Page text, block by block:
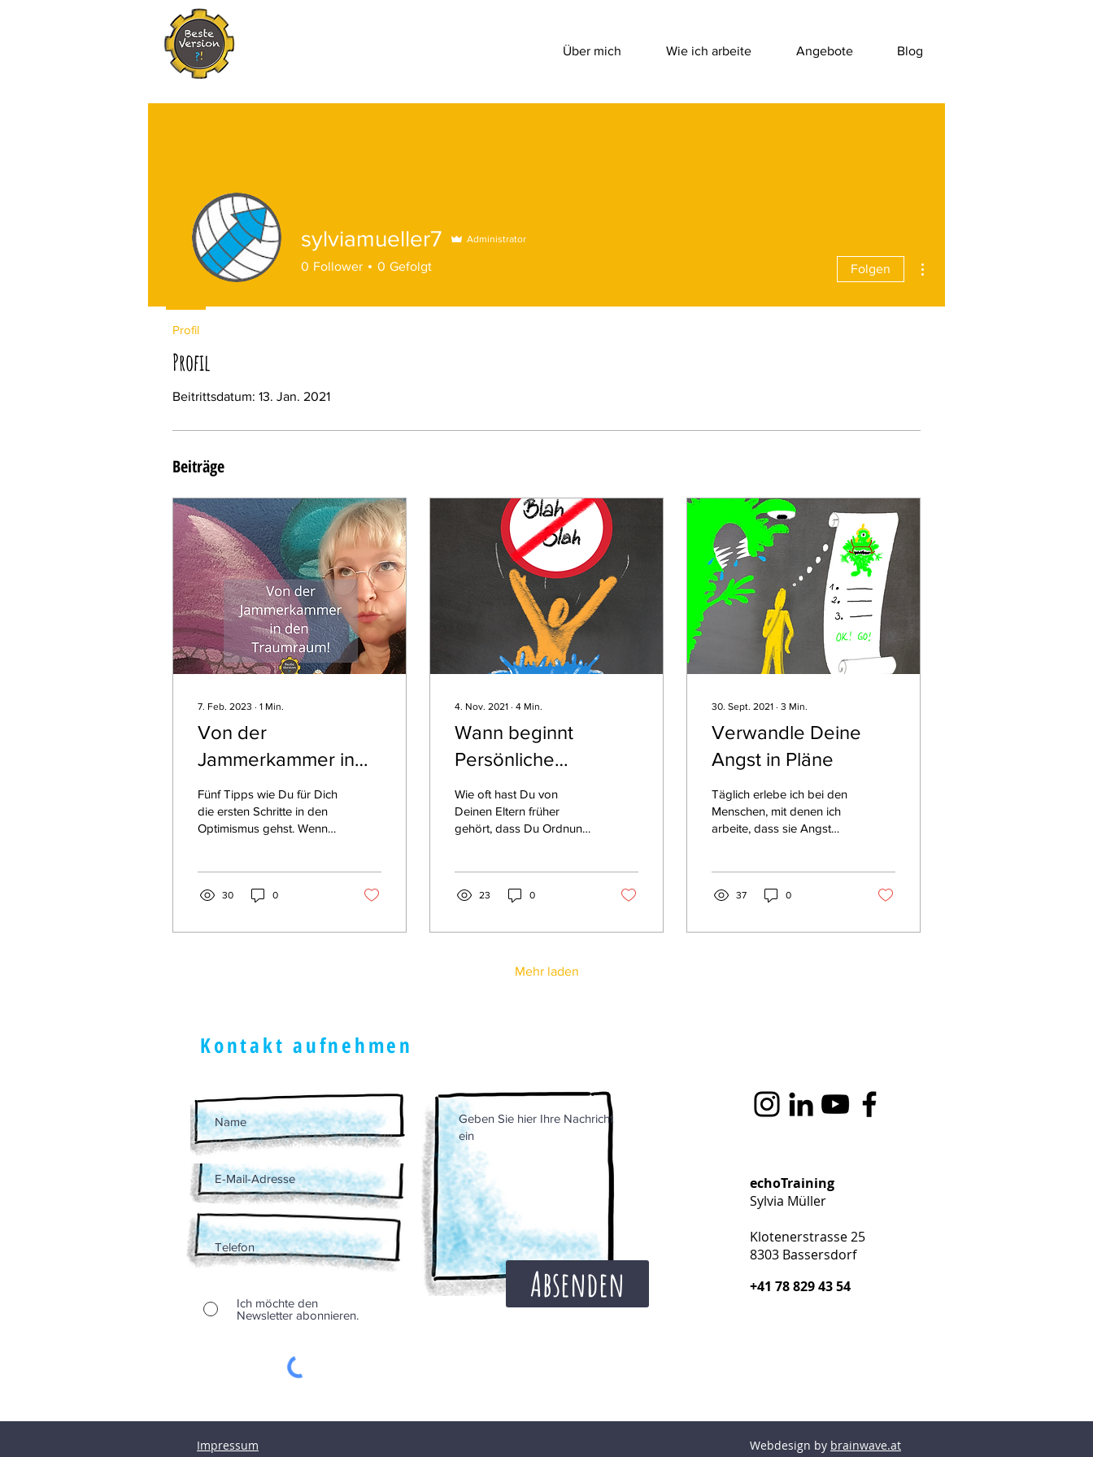
Über mich Wie ich arbeite Angebote Blog
Profil
Beitrittsdatum: 13. Jan. 2021
Beiträge
7. Feb. 2023 ∙ 1 Min.
Von der
Jammerkammer in
den Traumraum
Fünf Tipps wie Du für Dich
die ersten Schritte in den
Optimismus gehst. Wenn
30 0
4. Nov. 2021 ∙ 4 Min.
Wann beginnt
Persönliche
Entwicklung?
Wie oft hast Du von
Deinen Eltern früher
gehört, dass Du Ordnung
23 0
30. Sept. 2021 ∙ 3 Min.
Verwandle Deine
Angst in Pläne
Täglich erlebe ich bei den
Menschen, mit denen ich
arbeite, dass sie Angst
37 0
Mehr laden
sylviamueller7 Administrator
0 Follower 0 Gefolgt Folgen
Profil
Kontakt aufnehmen
Ich möchte den
Newsletter abonnieren.
Absenden
echoTraining
Sylvia Müller
Klotenerstrasse 25
8303 Bassersdorf
+41 78 829 43 54
Impressum Webdesign by brainwave.at